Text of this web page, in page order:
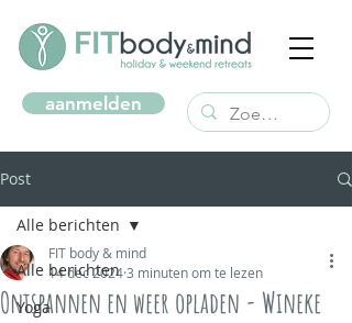
aanmelden
Post
Alle berichten
Yoga
Alle berichten
Ontspannen en weer opladen - Wineke
FIT body & mind
14 dec 2024 3 minuten om te lezen